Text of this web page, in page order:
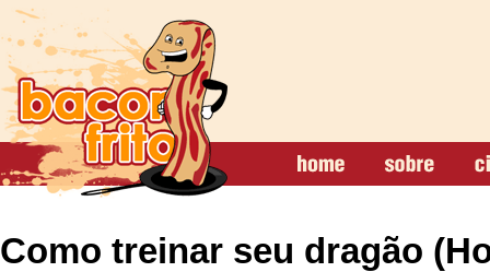
Como treinar seu dragão